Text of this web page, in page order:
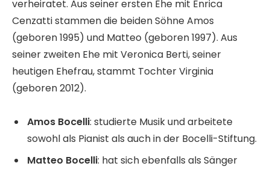
verheiratet. Aus seiner ersten Ehe mit Enrica
Cenzatti stammen die beiden Söhne Amos
(geboren 1995) und Matteo (geboren 1997). Aus
seiner zweiten Ehe mit Veronica Berti, seiner
heutigen Ehefrau, stammt Tochter Virginia
(geboren 2012).
Amos Bocelli: studierte Musik und arbeitete
sowohl als Pianist als auch in der Bocelli-Stiftung.
Matteo Bocelli: hat sich ebenfalls als Sänger